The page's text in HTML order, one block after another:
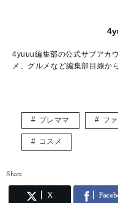
4yuuu編集部の公式サブアカ
メ、グルメなど編集部目線か
プレママ フ
コスメ
Share
X